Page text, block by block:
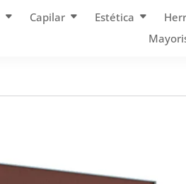
Capilar Estética